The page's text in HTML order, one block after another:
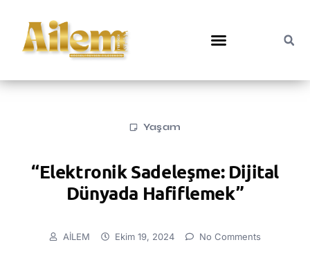
Yaşam
“Elektronik Sadeleşme: Dijital
Dünyada Hafiflemek”
AİLEM Ekim 19, 2024 No Comments